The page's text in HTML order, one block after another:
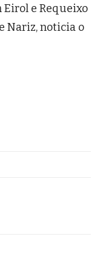
Eirol e Requeixo
Nariz, noticia o